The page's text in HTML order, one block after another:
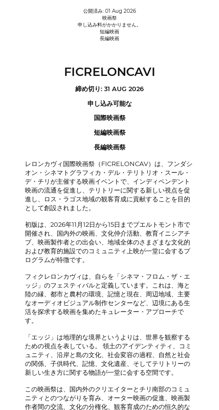
公開済み: 01 Aug 2026
映画祭
申し込み料がかかりません。
短編映画
長編映画
FICRELONCAVI
締め切り: 31 AUG 2026
申し込み可能な
国際映画祭
短編映画祭
長編映画祭
レロンカヴィ国際映画祭（FICRELONCAV）は、フンダシ
オン・シネマトグラフィカ・デル・テリトリオ・スール・
デ・チリが主催する映画イベントで、インディペンデント
映画の流通を促進し、テリトリーに関する新しい視点を促
進し、ロス・ラゴス地域の観客育成に貢献することを目的
として創設されました。
初版は、2026年11月12日から15日までプエルトモント市で
開催され、国内外の映画、文化仲介活動、教育イニシアチ
ブ、映画製作者との出会い、地域全体のさまざまな文化的
および教育的施設でのコミュニティ上映が一堂に会するプ
ログラムが特徴です。
フィクレロンカヴィは、自らを「シネマ・フロム・ザ・エ
ッジ」のフェスティバルと定義しています。これは、海と
陸の縁、都市と農村の環境、記憶と現在、周辺地域、主要
なオーディオビジュアル制作センターなど、辺境にある生
活を探求する映画を集めたキュレーター・アプローチで
す。
「エッジ」は地理的な境界というよりは、世界を観察する
ための視点を表している。 領土のアイデンティティ、コミ
ュニティ、沿岸と島の文化、社会変容の過程、自然と社会
の関係、子供時代、記憶、文化遺産、そしてテリトリーの
新しい生き方に関する物語が一堂に会する空間です。
この映画祭は、国内外のクリエイターとチリ南部のコミュ
ニティとのつながりを育み、オーター映画の促進、映画製
作者間の交流、文化の分権化、観客育成のための恒久的な